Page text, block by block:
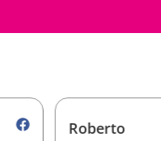
Franco